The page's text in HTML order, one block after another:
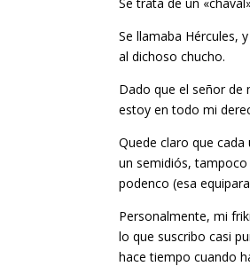
Se llamaba Hércules,
al dichoso chucho.
Dado que el señor de
estoy en todo mi
Quede claro que
un semidiós,
podenco (esa
Personalmente, mi
lo que suscribo casi
hace tiempo cuando